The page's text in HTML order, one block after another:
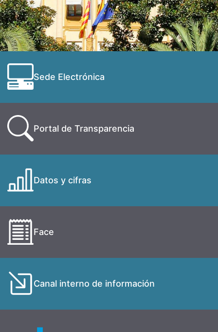
Sede Electrónica
Portal de Transparencia
Datos y cifras
Face
Canal interno de información